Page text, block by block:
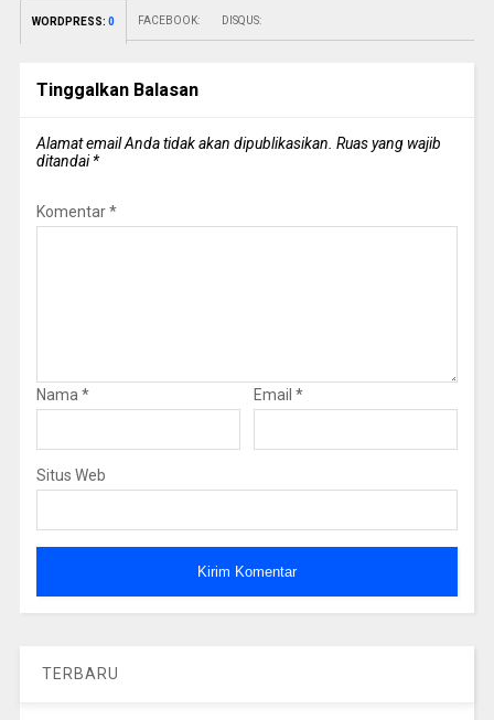
WORDPRESS: 0 FACEBOOK: DISQUS:
Tinggalkan Balasan
Alamat email Anda tidak akan dipublikasikan. Ruas yang wajib
ditandai*
Komentar*
Nama* Email *
Situs Web
TERBARU